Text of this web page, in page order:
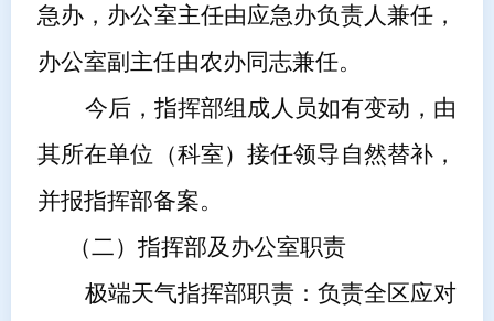
急办 ，办公室主任由应急办负责人兼任，
办公室副主任由农办同志兼任。
今后，指挥部组成人员如有变动，由
其所在单位（科室）接任领导自然替补，
并报指挥部备案。
（二） 指挥部及办公室职责
极端天气指挥部职责：负责全区应对